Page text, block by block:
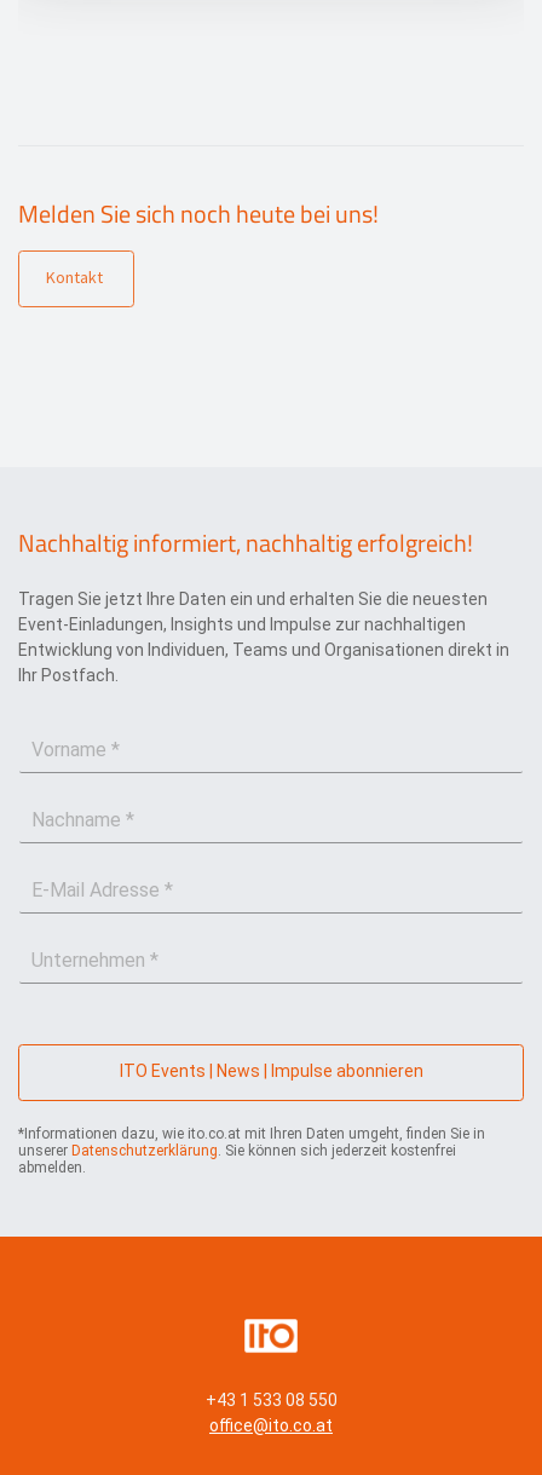
Melden Sie sich noch heute bei uns!
Kontakt
Nachhaltig informiert, nachhaltig erfolgreich!
Tragen Sie jetzt Ihre Daten ein und erhalten Sie die neuesten
Event-Einladungen, Insights und Impulse zur nachhaltigen
Entwicklung von Individuen, Teams und Organisationen direkt in
Ihr Postfach.
a
*
n
m
e
i
r
e
m
e
ITO Events | News | Impulse abonnieren
*Informationen dazu, wie ito.co.at mit Ihren Daten umgeht, finden Sie in
unserer Datenschutzerklärung . Sie können sich jederzeit kostenfrei
abmelden.
+43 1 533 08 550
office@ito.co.at